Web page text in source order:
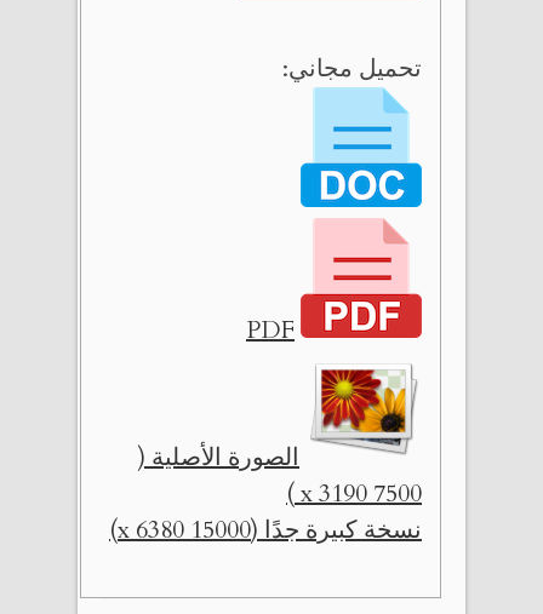
تحميل مجاني:
PDF
الصورة الأصلية (
7500 x 3190 )
نسخة كبيرة جدًا (15000 x 6380)